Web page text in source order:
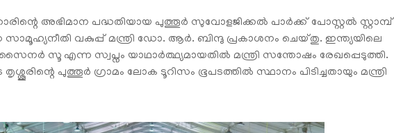
അഭിമാന പദ്ധതിയായ പുത്തൂര്‍ സുവോളജിക്കല്‍ പാര്‍ക്ക് പോസ്റ്റല്‍ സ്റ്റാമ്പ്
സാമൂഹ്യനീതി വകുപ്പ് മന്ത്രി ഡോ. ആര്‍. ബിന്ദു പ്രകാശനം ചെയ്തു. ഇന്ത്യയിലെ
സൂ എന്ന സ്വപ്നം യാഥാര്‍ത്ഥ്യമായതില്‍ മന്ത്രി സന്തോഷം രേഖപ്പെടുത്തി.
പുത്തൂര്‍ ഗ്രാമം ലോക ടൂറിസം ഭൂപടത്തില്‍ സ്ഥാനം പിടിച്ചതായും മന്ത്രി